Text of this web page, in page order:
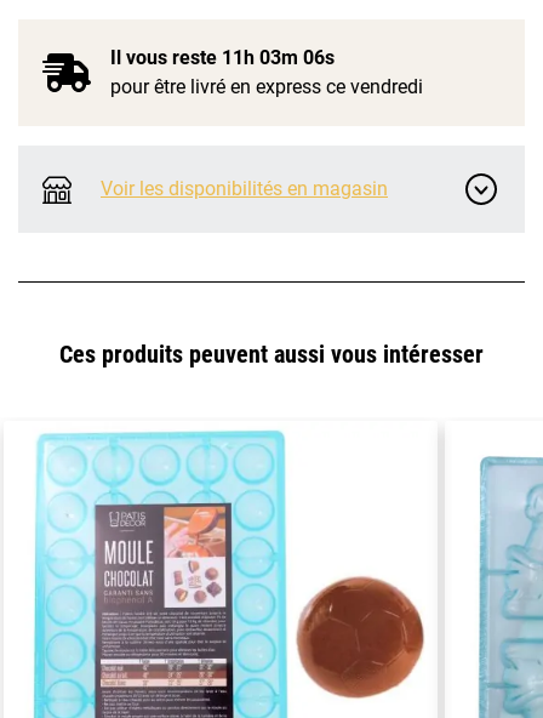
Il vous reste 11h 03m 06s
pour être livré en express ce vendredi
Voir les disponibilités en magasin
Ces produits peuvent aussi vous intéresser